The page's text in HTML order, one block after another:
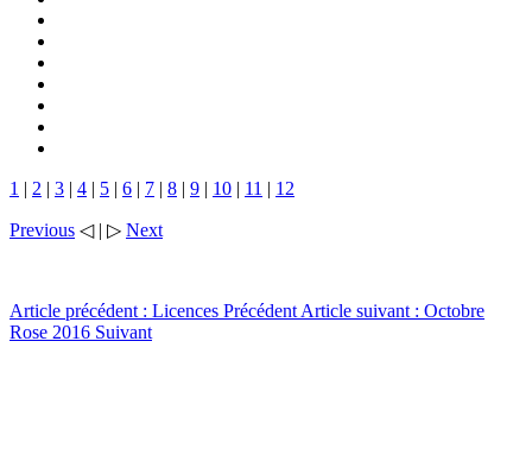
1 | 2 | 3 | 4 | 5 | 6 | 7 | 8 | 9 | 10 | 11 | 12
Previous ◁ | ▷ Next
Article précédent : Licences Précédent Article suivant : Octobre
Rose 2016 Suivant